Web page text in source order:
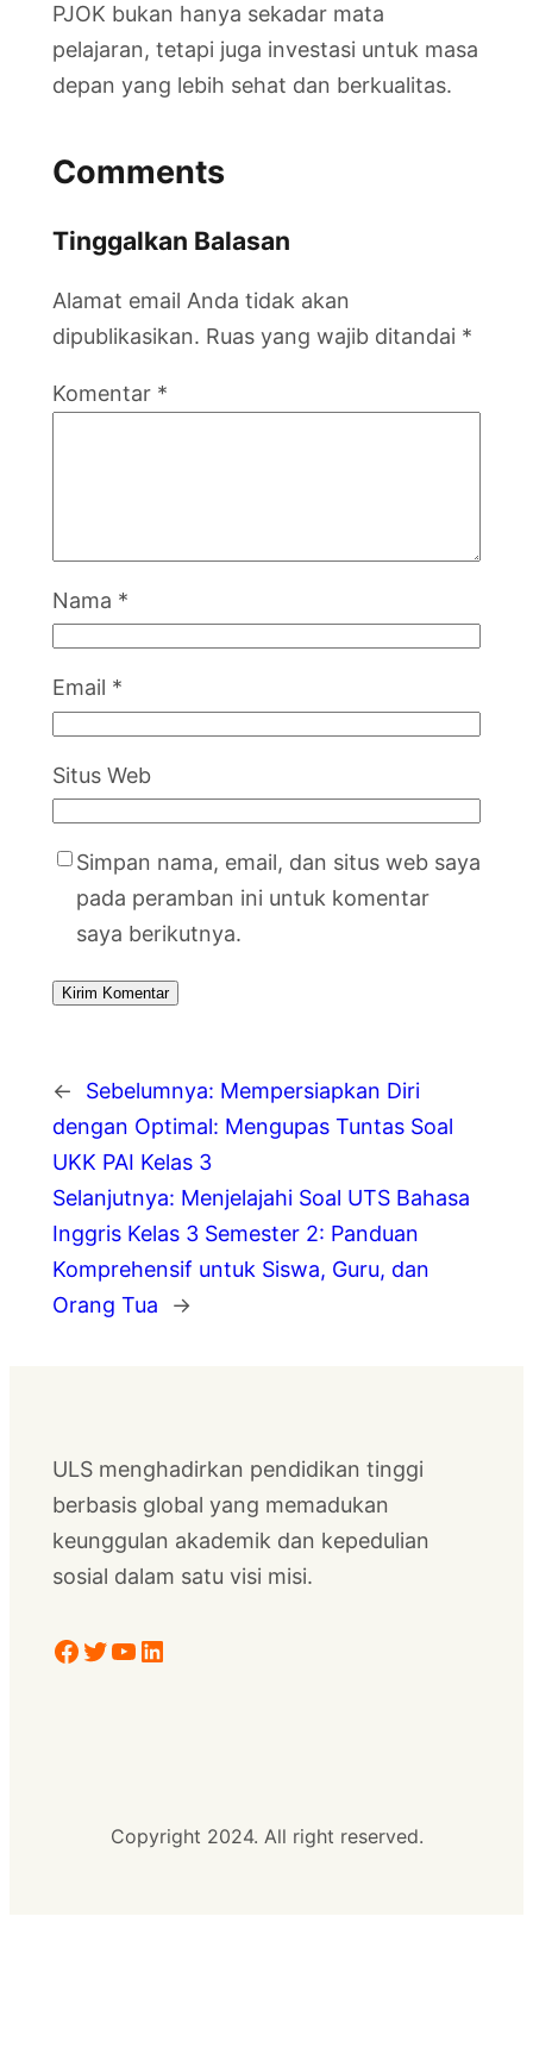
PJOK bukan hanya sekadar mata
pelajaran, tetapi juga investasi untuk masa
depan yang lebih sehat dan berkualitas.
Comments
Tinggalkan Balasan
Alamat email Anda tidak akan
dipublikasikan. Ruas yang wajib ditandai *
Komentar *
Nama *
Email *
Situs Web
Simpan nama, email, dan situs web saya
pada peramban ini untuk komentar
saya berikutnya.
← Sebelumnya: Mempersiapkan Diri
dengan Optimal: Mengupas Tuntas Soal
UKK PAI Kelas 3
Selanjutnya: Menjelajahi Soal UTS Bahasa
Inggris Kelas 3 Semester 2: Panduan
Komprehensif untuk Siswa, Guru, dan
Orang Tua
→
ULS menghadirkan pendidikan tinggi
berbasis global yang memadukan
keunggulan akademik dan kepedulian
sosial dalam satu visi misi.
Facebook Twitter YouTube LinkedIn
Copyright 2024. All right reserved.